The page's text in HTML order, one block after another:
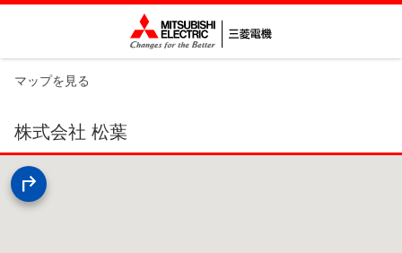
マップを見る
株式会社 松葉